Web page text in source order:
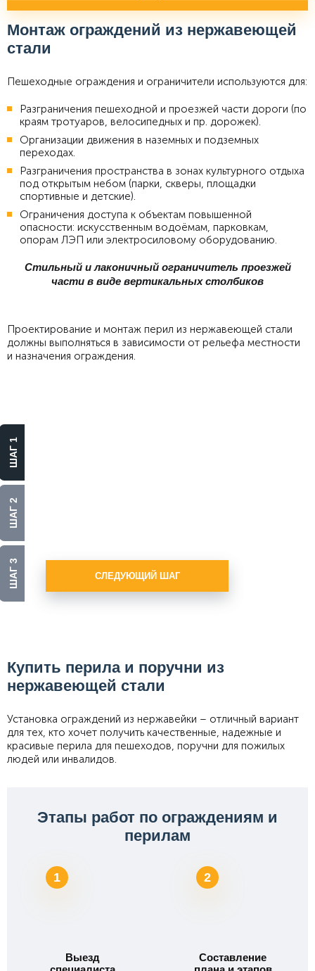
Монтаж ограждений из нержавеющей
стали
Пешеходные ограждения и ограничители используются для:
Разграничения пешеходной и проезжей части дороги (по
краям тротуаров, велосипедных и пр. дорожек).
Организации движения в наземных и подземных
переходах.
Разграничения пространства в зонах культурного отдыха
под открытым небом (парки, скверы, площадки
спортивные и детские).
Ограничения доступа к объектам повышенной
опасности: искусственным водоёмам, парковкам,
опорам ЛЭП или электросиловому оборудованию.
Стильный и лаконичный ограничитель проезжей
части в виде вертикальных столбиков
Проектирование и монтаж перил из нержавеющей стали
должны выполняться в зависимости от рельефа местности
и назначения ограждения.
ШАГ 3
ШАГ 2
ШАГ 1
СЛЕДУЮЩИЙ ШАГ
Купить перила и поручни из
нержавеющей стали
Установка ограждений из нержавейки – отличный вариант
для тех, кто хочет получить качественные, надежные и
красивые перила для пешеходов, поручни для пожилых
людей или инвалидов.
Этапы работ по ограждениям и
перилам
1
Выезд
2
Составление